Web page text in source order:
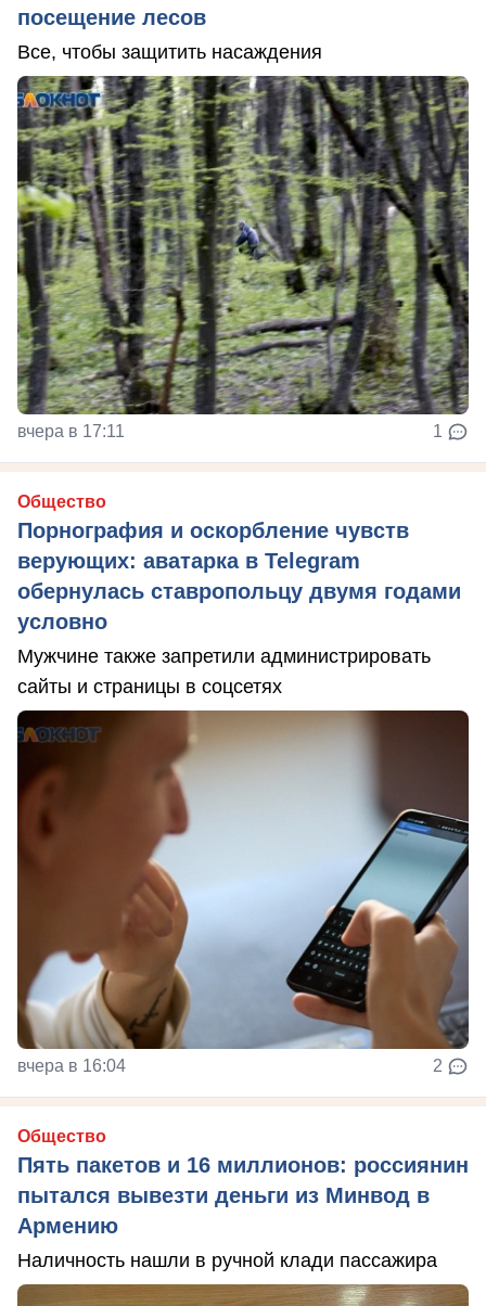
посещение лесов
Все, чтобы защитить насаждения
вчера в 17:11 1
Общество
Порнография и оскорбление чувств
верующих: аватарка в Telegram
обернулась ставропольцу двумя годами
условно
Мужчине также запретили администрировать
сайты и страницы в соцсетях
вчера в 16:04 2
Общество
Пять пакетов и 16 миллионов: россиянин
пытался вывезти деньги из Минвод в
Армению
Наличность нашли в ручной клади пассажира